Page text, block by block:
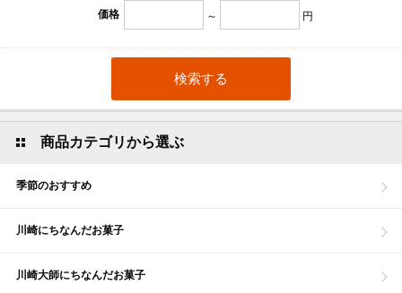
価格 ～ 円
商品カテゴリから選ぶ
季節のおすすめ
川崎にちなんだお菓子
川崎大師にちなんだお菓子